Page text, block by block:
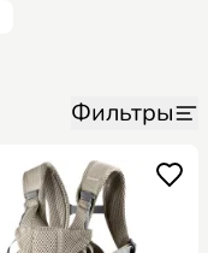
Фильтры